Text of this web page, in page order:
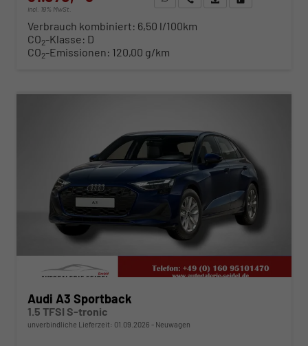
incl. 19% MwSt.
Verbrauch kombiniert: 6,50 l/100km
CO2-Klasse: D
CO2-Emissionen: 120,00 g/km
Audi A3 Sportback
1.5 TFSI S-tronic
unverbindliche Lieferzeit: 01.09.2026 Neuwagen